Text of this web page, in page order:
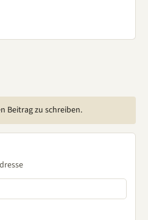
Beitrag zu schreiben.